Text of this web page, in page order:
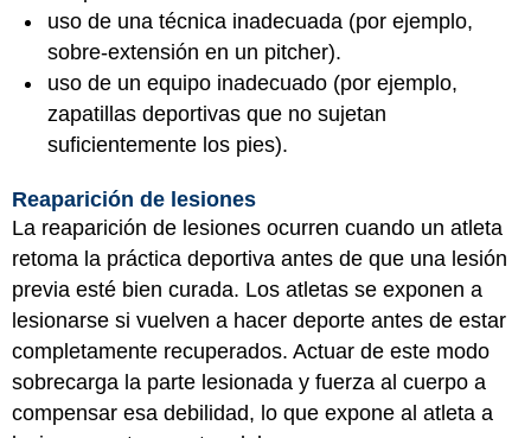
uso de una técnica inadecuada (por ejemplo,
sobre-extensión en un pitcher).
uso de un equipo inadecuado (por ejemplo,
zapatillas deportivas que no sujetan
suficientemente los pies).
Reaparición de lesiones
La reaparición de lesiones ocurren cuando un atleta
retoma la práctica deportiva antes de que una lesión
previa esté bien curada. Los atletas se exponen a
lesionarse si vuelven a hacer deporte antes de estar
completamente recuperados. Actuar de este modo
sobrecarga la parte lesionada y fuerza al cuerpo a
compensar esa debilidad, lo que expone al atleta a